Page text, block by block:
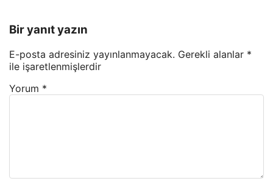
Bir yanıt yazın
E-posta adresiniz yayınlanmayacak. Gerekli alanlar *
ile işaretlenmişlerdir
Yorum *